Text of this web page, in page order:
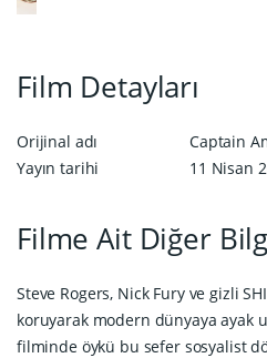
Film Detayları
Orijinal adı
Captain
Yayın tarihi
11 Nisan
Filme Ait Diğer
Steve Rogers, Nick Fury ve gizli
koruyarak modern dünyaya ayak
filminde öykü bu sefer sosyalist